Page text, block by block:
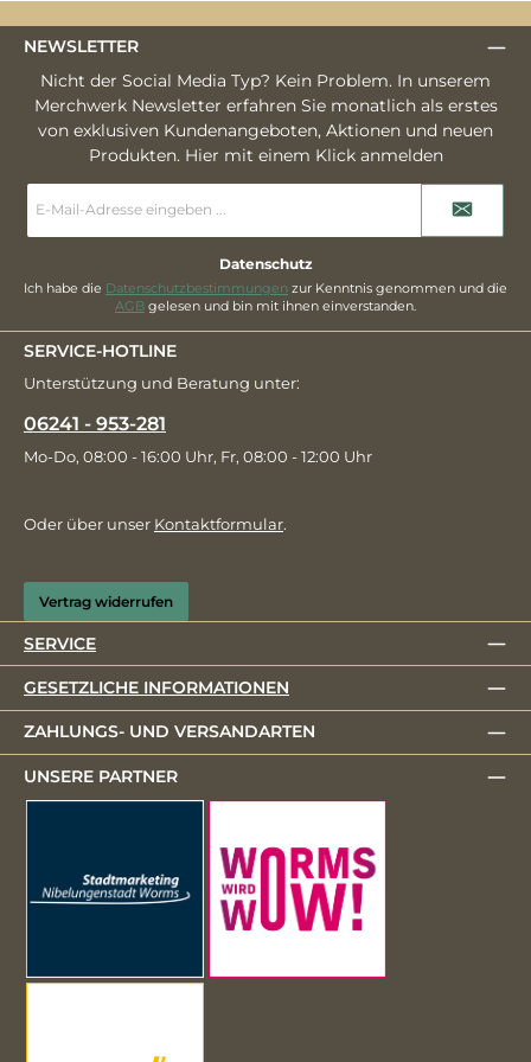
NEWSLETTER
Nicht der Social Media Typ? Kein Problem. In unserem
Merchwerk Newsletter erfahren Sie monatlich als erstes
von exklusiven Kundenangeboten, Aktionen und neuen
Produkten. Hier mit einem Klick anmelden
Mail-
*
Datenschutz
Ich habe die Datenschutzbestimmungen zur Kenntnis genommen und die
AGB gelesen und bin mit ihnen einverstanden.
SERVICE-HOTLINE
Unterstützung und Beratung unter:
06241 - 953-281
Mo-Do, 08:00 - 16:00 Uhr, Fr, 08:00 - 12:00 Uhr
Oder über unser Kontaktformular.
Vertrag widerrufen
SERVICE
GESETZLICHE INFORMATIONEN
ZAHLUNGS- UND VERSANDARTEN
UNSERE PARTNER